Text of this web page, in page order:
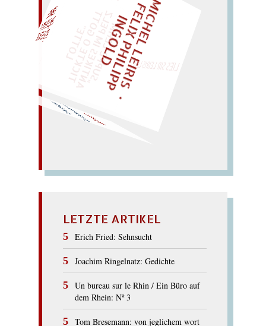
„
S
U
P
P
E
L
E
M
A
N
T
I
K
E
S
I
M
E
L
Z
T
I
C
K
T
E
O
G
O
T
T
L
O
T
T
E
IMAGINÄR
gern a
m
Ring? i
mmer mag
er!
mehr Gin,
Magier!
M
I
C
HE
L
L
E
I
R
I
S
・
F
E
LI
X
P
H
I
L
I
P
P
IN
G
O
L
D
EINMAL!
LETZTE ARTIKEL
Erich Fried: Sehnsucht
Joachim Ringelnatz: Gedichte
Un bureau sur le Rhin / Ein Büro auf
dem Rhein: Nº 3
Tom Bresemann: von jeglichem wort